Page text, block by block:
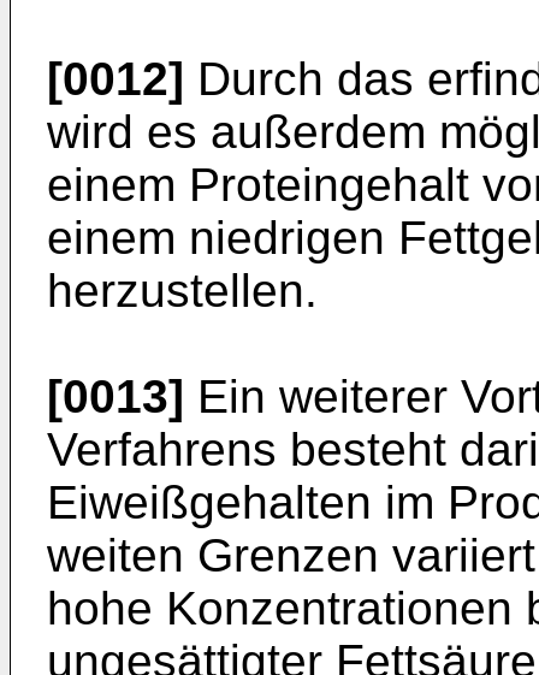
[0012] Durch das
wird es außerdem
einem Proteingehalt
einem niedrigen
herzustellen.
[0013] Ein weiterer
Verfahrens besteht
Eiweißgehalten im
weiten Grenzen
hohe Konzentrationen
ungesättigter